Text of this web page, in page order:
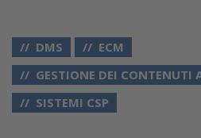
DMS
ECM
GESTIONE DEI CONTENUTI
SISTEMI CSP